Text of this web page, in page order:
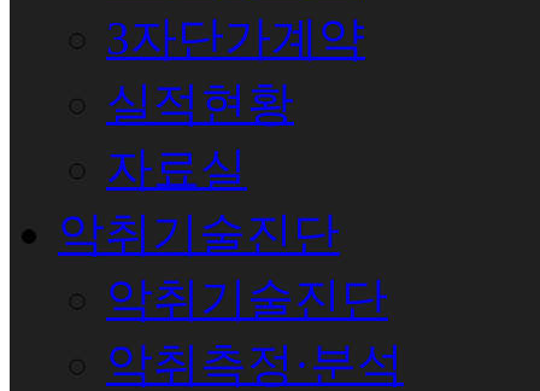
3자단가계약
실적현황
자료실
악취기술진단
악취기술진단
악취측정·분석